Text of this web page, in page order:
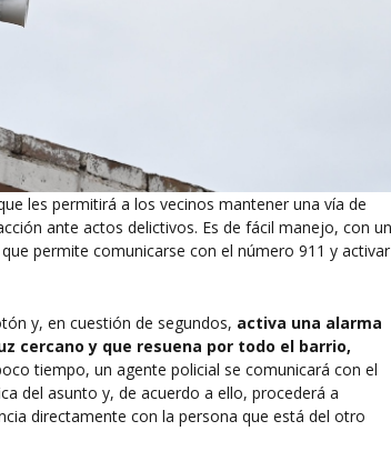
les permitirá a los vecinos mantener una vía de
ante actos delictivos. Es de fácil manejo, con
permite comunicarse con el número 911 y activar
y, en cuestión de segundos, activa una alarma
cercano y que resuena por todo el barrio,
tiempo, un agente policial se comunicará con el
del asunto y, de acuerdo a ello, procederá a
directamente con la persona que está del otro